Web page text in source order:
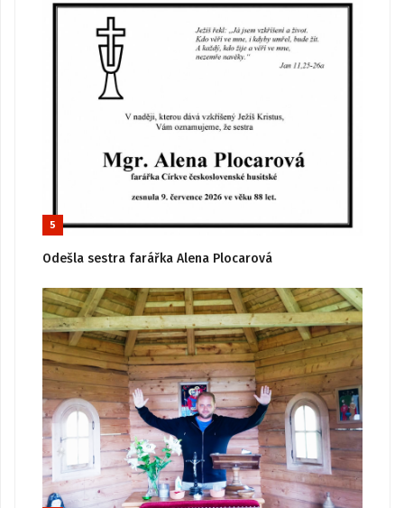
5
Odešla sestra farářka Alena Plocarová